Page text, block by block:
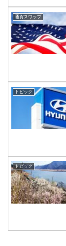
通貨スワップ
トピック
トピック